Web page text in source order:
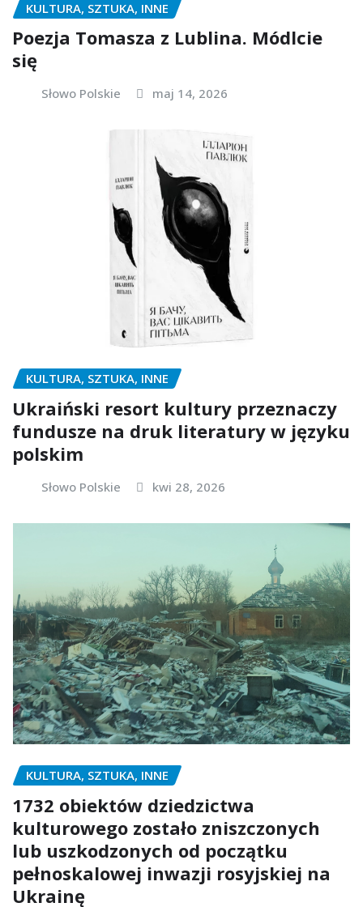
KULTURA, SZTUKA, INNE
Poezja Tomasza z Lublina. Módlcie
się
Słowo Polskie maj 14, 2026
KULTURA, SZTUKA, INNE
Ukraiński resort kultury przeznaczy
fundusze na druk literatury w języku
polskim
Słowo Polskie kwi 28, 2026
KULTURA, SZTUKA, INNE
1732 obiektów dziedzictwa
kulturowego zostało zniszczonych
lub uszkodzonych od początku
pełnoskalowej inwazji rosyjskiej na
Ukrainę